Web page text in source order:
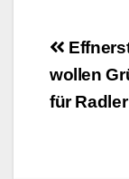
wollen
für Radler